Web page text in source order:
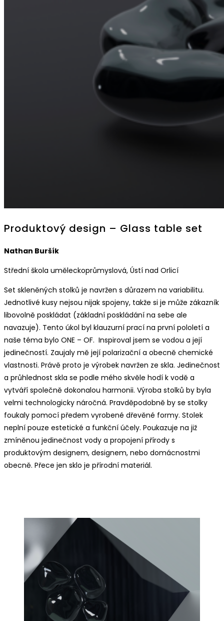
Produktový design – Glass table set
Nathan Buršík
Střední škola uměleckoprůmyslová, Ústí nad Orlicí
Set skleněných stolků je navržen s důrazem na variabilitu.
Jednotlivé kusy nejsou nijak spojeny, takže si je může zákazník
libovolně poskládat (základní poskládání na sebe ale
navazuje). Tento úkol byl klauzurní prací na první pololetí a
naše téma bylo ONE – OF. Inspiroval jsem se vodou a její
jedinečností. Zaujaly mě její polarizační a obecně chemické
vlastnosti. Právě proto je výrobek navržen ze skla. Jedinečnost
a průhlednost skla se podle mého skvěle hodí k vodě a
vytváří společně dokonalou harmonii. Výroba stolků by byla
velmi technologicky náročná. Pravděpodobně by se stolky
foukaly pomocí předem vyrobené dřevěné formy. Stolek
neplní pouze estetické a funkční účely. Poukazuje na již
zmíněnou jedinečnost vody a propojení přírody s
produktovým designem, designem, nebo domácnostmi
obecně. Přece jen sklo je přírodní materiál.